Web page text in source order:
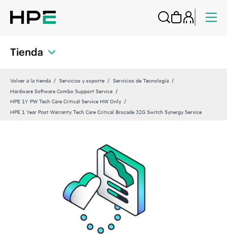
Tienda
Volver a la tienda Servicios y soporte
Servicios de Tecnología
Hardware Software Combo Support Service
HPE 1Y PW Tech Care Critical Service HW Only
HPE 1 Year Post Warranty Tech Care Critical Brocade 32G Switch Synergy Service